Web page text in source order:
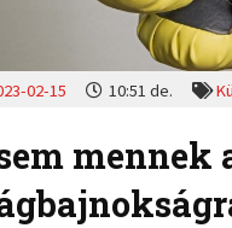
02-15 10:51 de.
mennek